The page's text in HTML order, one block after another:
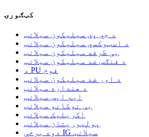
کټګورۍ
د جي پي سیلیکون سیلانټ
د اسټوکسي سیلیکون سیلانټ
بې طرفه سیلیکون سیلانټ
د فنګس ضد سیلیکون سیلانټ
د PU فوم
د اور ضد سیلیکون سیلانټ
د هنداره سیلانټ
ایم ایس سیلانټ
بې نوکانو سیلانټ
اکریلیک سیلانټ
پولیوریتان سیلانټ
دوه برخې IG سیلانټ